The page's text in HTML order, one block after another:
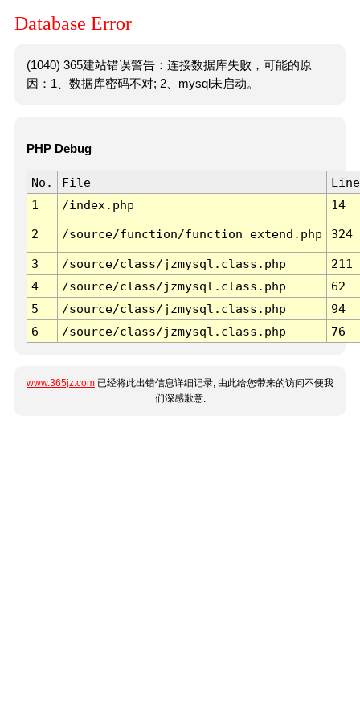
Database Error
(1040) 365建站错误警告：连接数据库失败，可能的原
因：1、数据库密码不对; 2、mysql未启动。
PHP Debug
No. File
Line
1
/index.php 14
2 /source/function/function_extend.php 324
3 /source/class/jzmysql.class.php
211
4
/source/class/jzmysql.class.php
62
5
/source/class/jzmysql.class.php
94
6
/source/class/jzmysql.class.php 76
www.365jz.com 已经将此出错信息详细记录, 由此给您带来的访问不便我
们深感歉意.